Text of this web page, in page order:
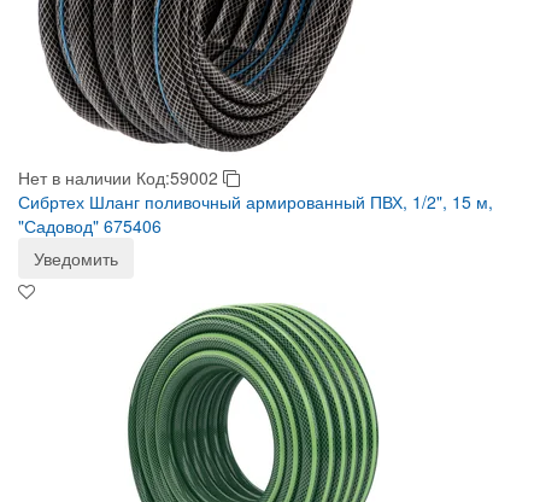
Нет в наличии Код:59002
Сибртех Шланг поливочный армированный ПВХ, 1/2", 15 м,
"Садовод" 675406
Уведомить